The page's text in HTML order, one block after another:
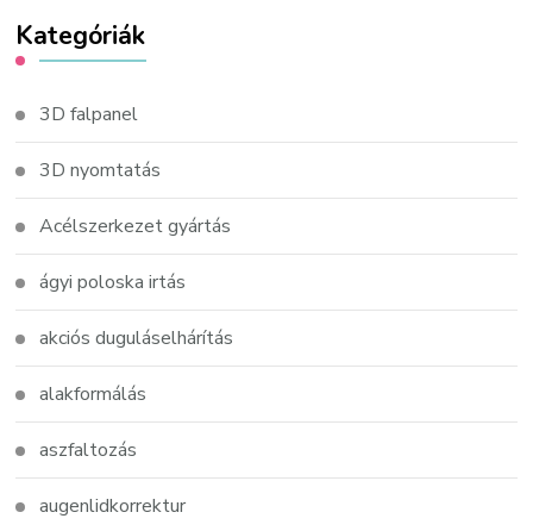
Kategóriák
3D falpanel
3D nyomtatás
Acélszerkezet gyártás
ágyi poloska irtás
akciós duguláselhárítás
alakformálás
aszfaltozás
augenlidkorrektur